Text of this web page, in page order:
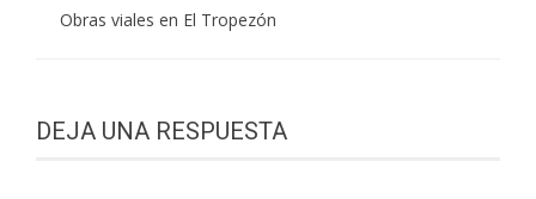
Obras viales en El Tropezón
DEJA UNA RESPUESTA